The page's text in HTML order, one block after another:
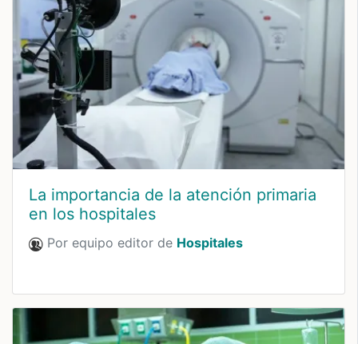
La importancia de la atención primaria
en los hospitales
Por equipo editor de Hospitales